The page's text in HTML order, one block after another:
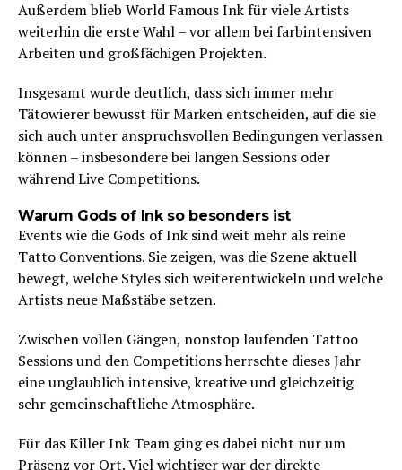
Außerdem blieb World Famous Ink für viele Artists
weiterhin die erste Wahl – vor allem bei farbintensiven
Arbeiten und großfächigen Projekten.
Insgesamt wurde deutlich, dass sich immer mehr
Tätowierer bewusst für Marken entscheiden, auf die sie
sich auch unter anspruchsvollen Bedingungen verlassen
können – insbesondere bei langen Sessions oder
während Live Competitions.
Warum Gods of Ink so besonders ist
Events wie die Gods of Ink sind weit mehr als reine
Tatto Conventions. Sie zeigen, was die Szene aktuell
bewegt, welche Styles sich weiterentwickeln und welche
Artists neue Maßstäbe setzen.
Zwischen vollen Gängen, nonstop laufenden Tattoo
Sessions und den Competitions herrschte dieses Jahr
eine unglaublich intensive, kreative und gleichzeitig
sehr gemeinschaftliche Atmosphäre.
Für das Killer Ink Team ging es dabei nicht nur um
Präsenz vor Ort. Viel wichtiger war der direkte